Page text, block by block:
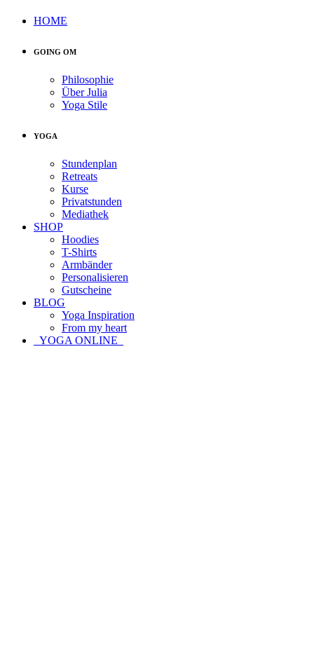
HOME
GOING OM
Philosophie
Über Julia
Yoga Stile
YOGA
Stundenplan
Retreats
Kurse
Privatstunden
Mediathek
SHOP
Hoodies
T-Shirts
Armbänder
Personalisieren
Gutscheine
BLOG
Yoga Inspiration
From my heart
YOGA ONLINE